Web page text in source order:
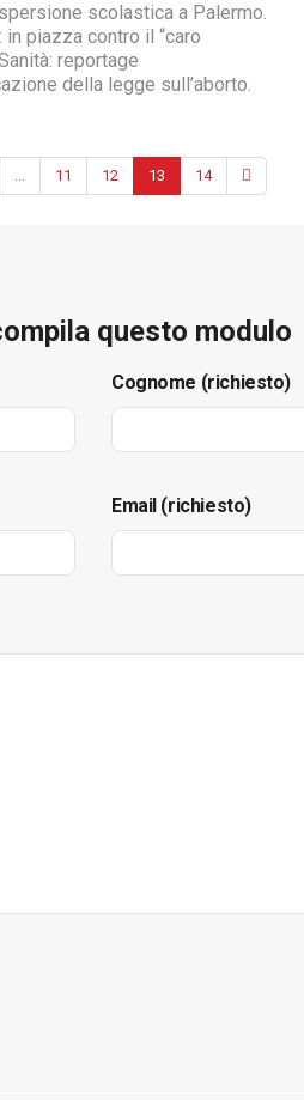
scolastica a Palermo.
in piazza contro il “caro
reportage
della legge sull’aborto.
... 11 12 13 14
questo modulo
Cognome (richiesto)
Email (richiesto)